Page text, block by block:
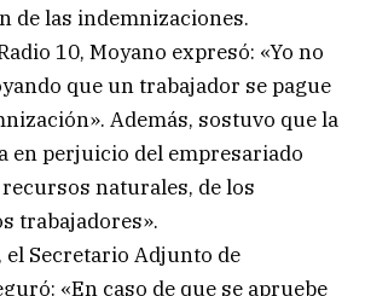
de las indemnizaciones.
10, Moyano expresó: «Yo no
que un trabajador se pague
Además, sostuvo que la
en perjuicio del empresariado
naturales, de los
trabajadores».
el Secretario Adjunto de
«En caso de que se apruebe